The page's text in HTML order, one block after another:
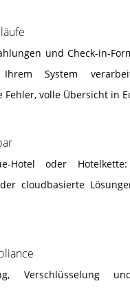
und Check-in-
System
Fehler, volle Übersicht in
Hotel oder Hotelkette:
cloudbasierte
Verschlüsselung